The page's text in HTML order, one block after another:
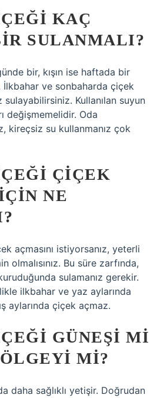
KAÇ
SULANMALI?
bir, kışın ise haftada bir
İlkbahar ve sonbaharda çiçek
sulayabilirsiniz. Kullanılan suyun
değişmemelidir. Oda
kireçsiz su kullanmanız çok
ÇIÇEK
NE
açmasını istiyorsanız, yeterli
olmalısınız. Bu süre zarfında,
sulamanız gerekir.
ilkbahar ve yaz aylarında
aylarında çiçek açmaz.
GÜNEŞI MI
MI?
daha sağlıklı yetişir. Doğrudan